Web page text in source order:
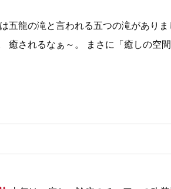
五龍の滝と言われる五つの滝があり
癒されるなぁ～。 まさに「癒しの空